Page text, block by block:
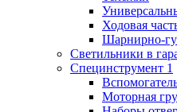
Ходовая
Шарнирно-
Светильники в
Специнструмент 1
Моторная